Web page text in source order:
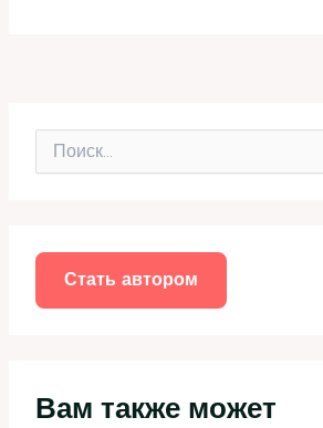
Стать автором
Вам также может